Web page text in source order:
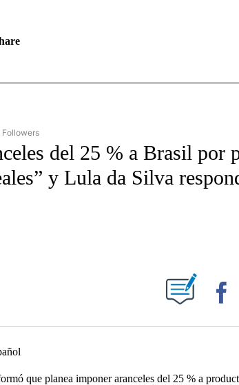
"CNN - SPANISH" TO RECEIVE NOTIFICATIONS ABOUT NEW
Followers
del 25 % a Brasil por
y Lula da Silva
"" TO RECEIVE NOTIFICATIONS ABOUT NEW PAGES ON "".
que planea imponer aranceles del 25 % a